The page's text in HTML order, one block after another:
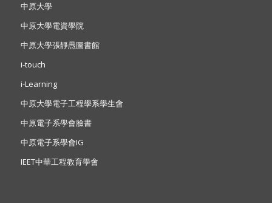
中原大學
中原大學電資學院
中原大學張靜愚圖書館
i-touch
i-Learning
中原大學電子工程學系學生會
中原電子系學會臉書
中原電子系學會IG
IEET中華工程教育學會